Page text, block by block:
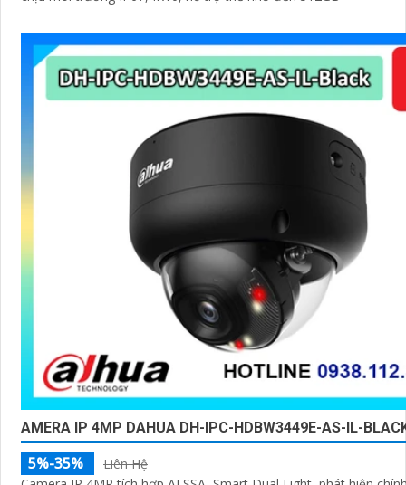
AMERA IP 4MP DAHUA DH-IPC-HDBW3449E-AS-IL-
5%-35%
Liên Hệ